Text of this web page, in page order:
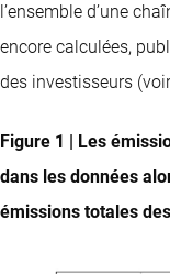
l’ensemble d’une
encore calculées,
des investisseurs
Figure 1 | Les
dans les données
émissions totales